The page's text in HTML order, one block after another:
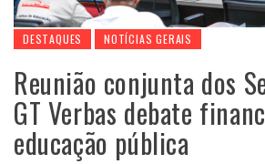
DESTAQUES NOTÍCIAS GERAIS
Reunião conjunta dos
GT Verbas debate
educação pública